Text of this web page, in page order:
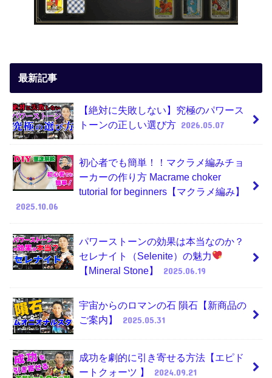
最新記事
【絶対に失敗しない】究極のパワース
トーンの正しい選び方 2026.05.07
初心者でも簡単！！マクラメ編みチョ
ーカーの作り方 Macrame choker
tutorial for beginners【マクラメ編み】
2025.10.06
パワーストーンの効果は本当なのか？
セレナイト（Selenite）の魅力
【Mineral Stone】
2025.06.19
宇宙からのロマンの石 隕石【新商品の
ご案内】
2025.05.31
成功を劇的に引き寄せる方法【エピド
ートクォーツ 】
2024.09.21